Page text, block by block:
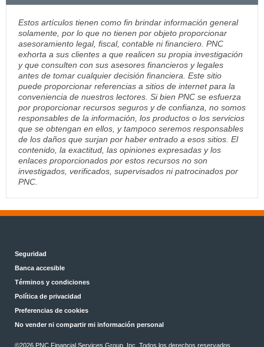
Estos artículos tienen como fin brindar información general
solamente, por lo que no tienen por objeto proporcionar
asesoramiento legal, fiscal, contable ni financiero. PNC
exhorta a sus clientes a que realicen su propia investigación
y que consulten con sus asesores financieros y legales
antes de tomar cualquier decisión financiera. Este sitio
puede proporcionar referencias a sitios de internet para la
conveniencia de nuestros lectores. Si bien PNC se esfuerza
por proporcionar recursos seguros y de confianza, no somos
responsables de la información, los productos o los servicios
que se obtengan en ellos, y tampoco seremos responsables
de los daños que surjan por haber entrado a esos sitios. El
contenido, la exactitud, las opiniones expresadas y los
enlaces proporcionados por estos recursos no son
investigados, verificados, supervisados ni patrocinados por
PNC.
Seguridad
Banca accesible
Términos y condiciones
Política de privacidad
Preferencias de cookies
No vender ni compartir mi información personal
©2026 PNC Financial Services Group, Inc. Todos los derechos reservados.